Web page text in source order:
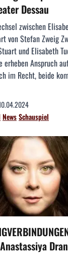
Dessau
zwischen
von Stefan Zweig
und Elisabeth
erheben Anspruch
im Recht, beide
NewsSchauspiel